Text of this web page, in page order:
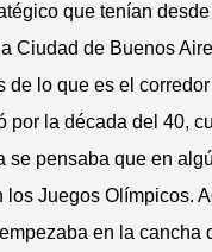
que tenían
Ciudad de Buenos
de lo que es el
por la década del 40,
se pensaba que en
los Juegos Olímpicos.
en la cancha